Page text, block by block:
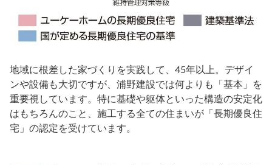
地域に根差した家づくりを実践して、45年以上。デザイ
ンや設備も大切ですが、浦野建設では何よりも「基本」を
重要視しています。特に基礎や躯体といった構造の安定化
はもちろんのこと、施工する全ての住まいが「長期優良住
宅」の認定を受けています。